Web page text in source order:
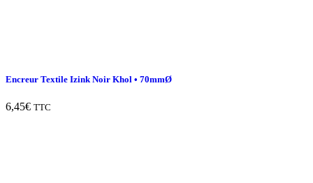
Encreur Textile Izink Noir Khol • 70mmØ
6,45€ TTC